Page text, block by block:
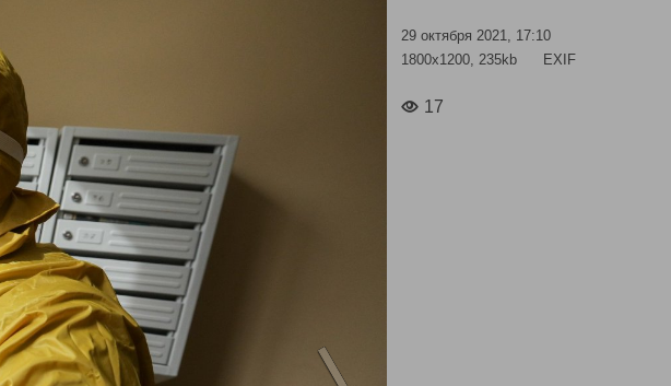
29 октября 2021, 17:10
1800x1200, 235kb
EXIF
17